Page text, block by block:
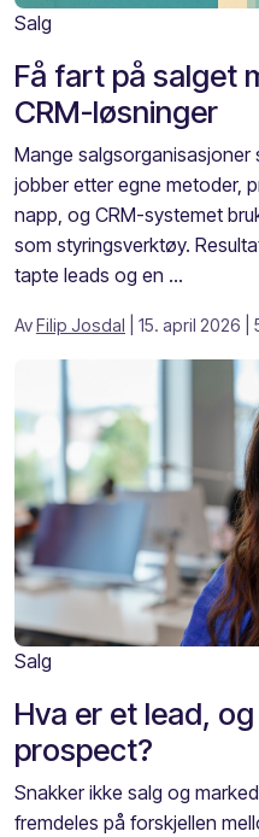
Salg
Få fart på salget
CRM-løsninger
Mange salgsorganisasjoner
jobber etter egne metoder,
napp, og CRM-systemet
som styringsverktøy.
tapte leads og en ...
AvFilip Josdal | 15. april 2026
Salg
Hva er et lead,
prospect?
Snakker ikke salg og
fremdeles på forskjellen